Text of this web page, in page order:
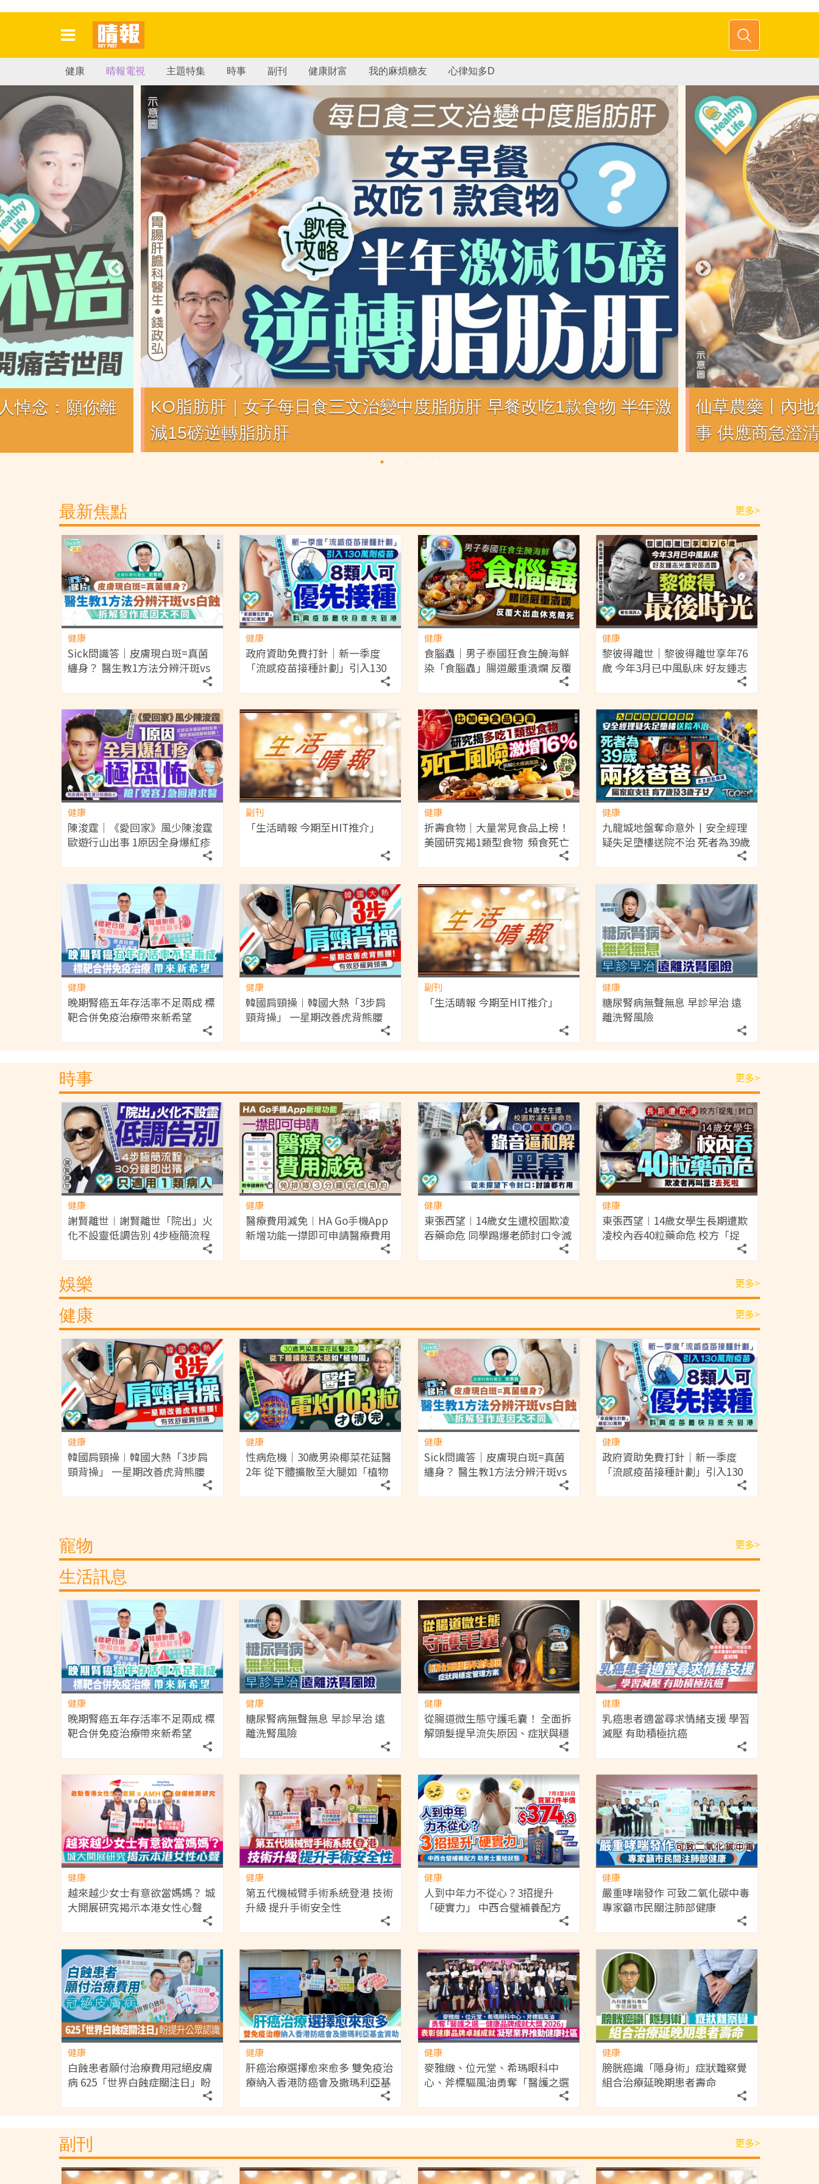
健康 晴報電視 主題特集 時事 副刊 健康財富 我的麻煩糖友 心律知多D
悼念：願你離
KO脂肪肝｜女子每日食三文治變中度脂肪肝 早餐改吃1款食物 半年激
減15磅逆轉脂肪肝
仙草農藥丨內
事 供應商急澄
最新焦點 更多>
健康
Sick問識答｜皮膚現白斑=真菌
纏身？ 醫生教1方法分辨汗斑vs
健康
政府資助免費打針｜新一季度
「流感疫苗接種計劃」引入130
萬劑疫苗 8類人可優先接種 科興
免費接種】
健康
食腦蟲｜男子泰國狂食生醃海鮮
染「食腦蟲」腸道嚴重潰爛 反覆
健康
黎彼得離世｜黎彼得離世享年76
歲 今年3月已中風臥床 好友鍾志
光及盧宛茵透露黎彼得最後時光
健康
陳浚霆｜《愛回家》風少陳浚霆
歐遊行山出事 1原因全身爆紅疹
極恐怖 險「毀容」急回港求醫
副刊
「生活晴報 今期至HIT推介」
健康
折壽食物｜大量常見食品上榜！
美國研究揭1類型食物 頻食死亡
健康
九龍城地盤奪命意外丨安全經理
疑失足墮樓送院不治 死者為39歲
兩孩爸爸屬家庭支柱育7歲及3歲
健康
晚期腎癌五年存活率不足兩成 標
靶合併免疫治療帶來新希望
健康
韓國肩頸操︱韓國大熱「3步肩
頸背操」 一星期改善虎背熊腰
副刊
「生活晴報 今期至HIT推介」
健康
糖尿腎病無聲無息 早診早治 遠
離洗腎風險
時事 更多>
健康
謝賢離世︱謝賢離世「院出」火
化不設靈低調告別 4步極簡流程
健康
醫療費用減免︱HA Go手機App
新增功能一㩒即可申請醫療費用
減免 3分鐘完成預約免排隊【附
健康
東張西望︱14歲女生遭校園欺凌
吞藥命危 同學踢爆老師封口令滅
健康
東張西望︱14歲女學生長期遭欺
凌校內吞40粒藥命危 校方「捉
鬼」封口 家屬震怒踢爆冷血內幕
娛樂 更多>
健康 更多>
健康
韓國肩頸操︱韓國大熱「3步肩
頸背操」 一星期改善虎背熊腰
健康
性病危機｜30歲男染椰菜花延醫
2年 從下體擴散至大腿如「植物
健康
Sick問識答｜皮膚現白斑=真菌
纏身？ 醫生教1方法分辨汗斑vs
健康
政府資助免費打針｜新一季度
「流感疫苗接種計劃」引入130
萬劑疫苗 8類人可優先接種 科興
寵物 更多>
生活訊息
健康
晚期腎癌五年存活率不足兩成 標
靶合併免疫治療帶來新希望
健康
糖尿腎病無聲無息 早診早治 遠
離洗腎風險
健康
從腸道微生態守護毛囊！ 全面拆
解頭髮提早流失原因、症狀與穩
健康
乳癌患者適當尋求情緒支援 學習
減壓 有助積極抗癌
健康
越來越少女士有意欲當媽媽？ 城
大開展研究揭示本港女性心聲
健康
第五代機械臂手術系統登港 技術
升級 提升手術安全性
健康
人到中年力不從心？3招提升
「硬實力」 中西合璧補養配方
健康
嚴重哮喘發作 可致二氧化碳中毒
專家籲市民關注肺部健康
健康
白蝕患者願付治療費用冠絕皮膚
病 625「世界白蝕症關注日」盼
健康
肝癌治療選擇愈來愈多 雙免疫治
療納入香港防癌會及撒瑪利亞基
健康
麥雅緻、位元堂、希瑪眼科中
心、斧標驅風油勇奪「醫護之選
健康
膀胱癌識「隱身術」症狀難察覺
組合治療延晚期患者壽命
副刊 更多>